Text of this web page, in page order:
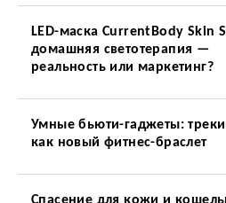
LED-маска CurrentBody Skin
домашняя светотерапия —
реальность или маркетинг?
Умные бьюти-гаджеты:
как новый фитнес-браслет